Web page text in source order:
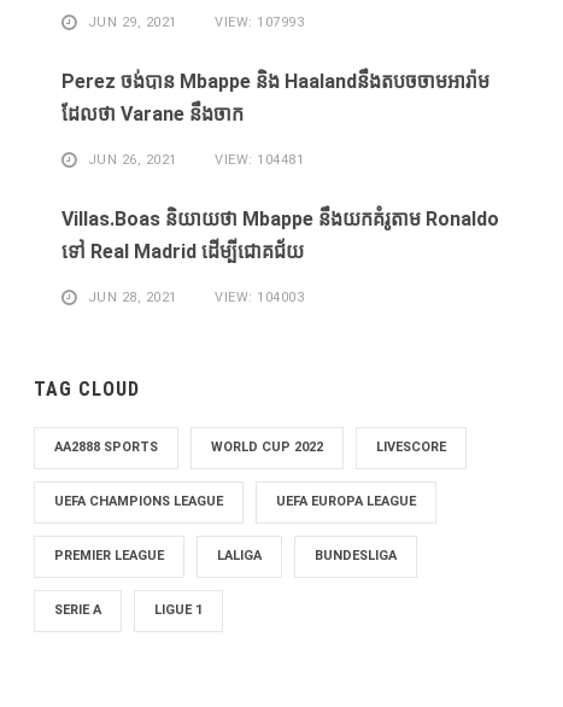
JUN 29, 2021 VIEW: 107993
Perez ចង់​បាន​ Mbappe និង​ Haaland​នឹង​​តបចចាមអារ៉ាម​
ដែល​ថា Varane នឹង​ចាក
JUN 26, 2021 VIEW: 104481
Villas.Boas និយាយ​ថា Mbappe ​នឹង​យក​គំរូ​តាម Ronaldo
​ទៅ Real Madrid ​ដើម្បី​ជោគជ័យ​
JUN 28, 2021 VIEW: 104003
TAG CLOUD
AA2888 SPORTS WORLD CUP 2022 LIVESCORE
UEFA CHAMPIONS LEAGUE UEFA EUROPA LEAGUE
PREMIER LEAGUE LALIGA BUNDESLIGA
SERIE A LIGUE 1